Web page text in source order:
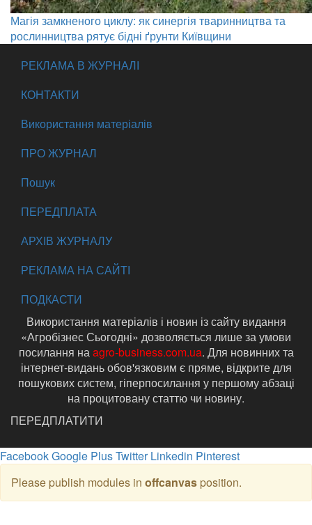
Магія замкненого циклу: як синергія тваринництва та
рослинництва рятує бідні ґрунти Київщини
РЕКЛАМА В ЖУРНАЛІ
КОНТАКТИ
Використання матеріалів
ПРО ЖУРНАЛ
Пошук
ПЕРЕДПЛАТА
АРХІВ ЖУРНАЛУ
РЕКЛАМА НА САЙТІ
ПОДКАСТИ
Використання матеріалів і новин із сайту видання
«Агробізнес Сьогодні» дозволяється лише за умови
посилання наagro-business.com.ua. Для новинних та
інтернет-видань обов'язковим є пряме, відкрите для
пошукових систем, гіперпосилання у першому абзаці
на процитовану статтю чи новину.
ПЕРЕДПЛАТИТИ
FacebookGoogle PlusTwitter Linkedin Pinterest
Please publish modules in offcanvas position.